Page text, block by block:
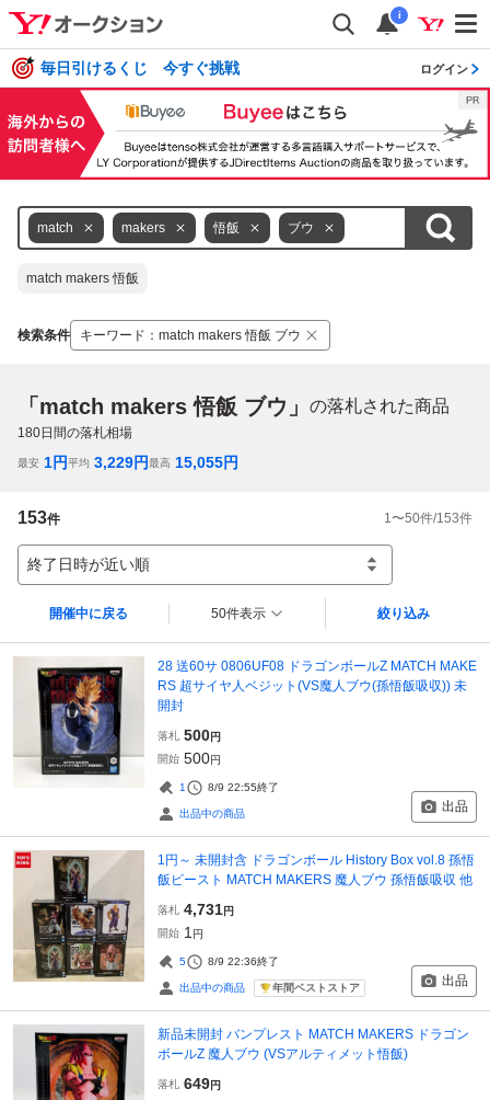
i
毎日引けるくじ 今すぐ挑戦 ログイン
match makers 悟飯 ブウ
match makers 悟飯
検索条件 キーワード ： match makers 悟飯 ブウ
「match makers 悟飯 ブウ」 の落札された商品
180日間の落札相場
最安 1円平均 3,229円最高 15,055円
153件 1 〜50件/153件
終了日時が近い順
開催中に戻る 50件表示 絞り込み
28 送60サ 0806UF08 ドラゴンボールZ MATCH MAKE
RS 超サイヤ人ベジット(VS魔人ブウ(孫悟飯吸収)) 未
開封
落札 500円
開始 500円
1 8/9 22:55終了
出品中の商品 出品
1円～ 未開封含 ドラゴンボール History Box vol.8 孫悟
飯ビースト MATCH MAKERS 魔人ブウ 孫悟飯吸収 他
落札 4,731円
開始 1 円
5 8/9 22:36終了
出品中の商品 年間ベストストア 出品
新品未開封 バンプレスト MATCH MAKERS ドラゴン
ボールZ 魔人ブウ (VSアルティメット悟飯)
落札 649円